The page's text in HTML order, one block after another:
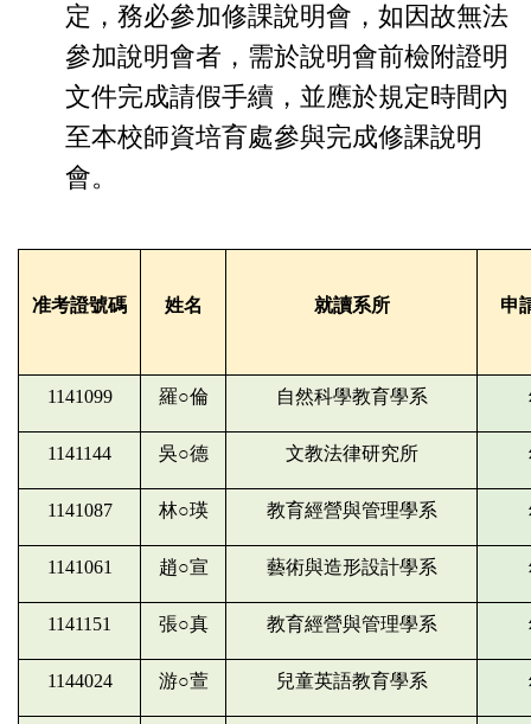
定，務必參加修課說明會，如因故無法
參加說明會者，需於說明會前檢附證明
文件完成請假手續，並應於規定時間內
至本校師資培育處參與完成修課說明
會。
准考證號碼 姓名 就讀系所 申
1141099 羅○倫 自然科學教育學系
1141144 吳○德 文教法律研究所
1141087 林○瑛 教育經營與管理學系
1141061 趙○宣 藝術與造形設計學系
1141151 張○真 教育經營與管理學系
1144024 游○萱 兒童英語教育學系